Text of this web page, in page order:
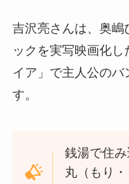
吉沢亮さんは、奥嶋
ックを実写映画化
イア」で主人公のバ
す。
銭湯で住
丸（もり